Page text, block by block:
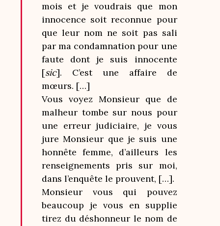
mois et je voudrais que mon
innocence soit reconnue pour
que leur nom ne soit pas sali
par ma condamnation pour une
faute dont je suis innocente
[sic]. C’est une affaire de
mœurs. […]
Vous voyez Monsieur que de
malheur tombe sur nous pour
une erreur judiciaire, je vous
jure Monsieur que je suis une
honnête femme, d’ailleurs les
renseignements pris sur moi,
dans l’enquête le prouvent, […].
Monsieur vous qui pouvez
beaucoup je vous en supplie
tirez du déshonneur le nom de